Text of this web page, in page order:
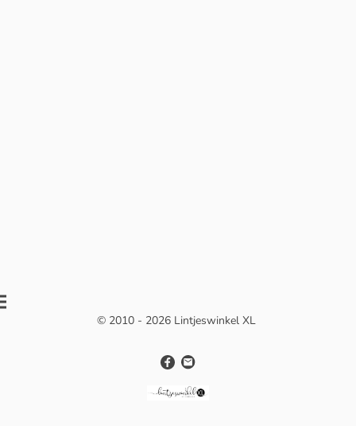
© 2010 - 2026 Lintjeswinkel XL